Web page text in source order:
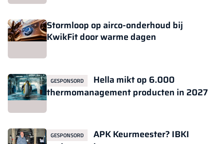
Stormloop op airco-onderhoud bij
KwikFit door warme dagen
GESPONSORD
Hella mikt op 6.000
thermomanagement producten in 2027
GESPONSORD
APK Keurmeester? IBKI